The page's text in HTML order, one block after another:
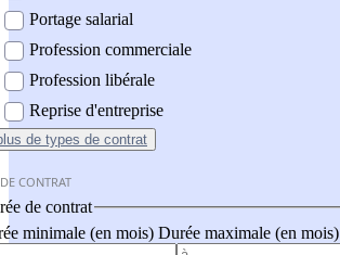
Portage salarial
Profession commerciale
Profession libérale
Reprise d'entreprise
de types de contrat
CONTRAT
de contrat
minimale (en mois) Durée maximale (en mois)